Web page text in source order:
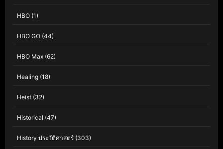
HBO (1)
HBO GO (44)
HBO Max (62)
Healing (18)
Heist (32)
Historical (47)
History ประวัติศาสตร์ (303)